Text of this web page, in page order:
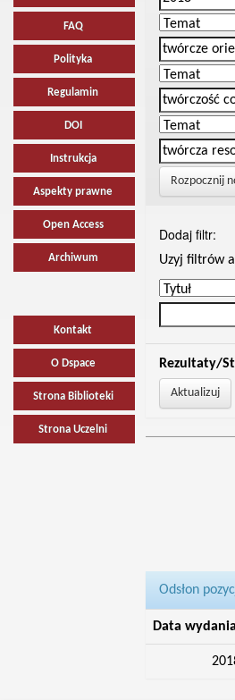
FAQ
Polityka
Regulamin
DOI
Instrukcja
Aspekty prawne
Open Access
Archiwum
Kontakt
O Dspace
Strona Biblioteki
Strona Uczelni
Rozpocznij
Dodaj filtr:
Uzyj filtrów
Rezultaty/
Odsłon
Data wydania